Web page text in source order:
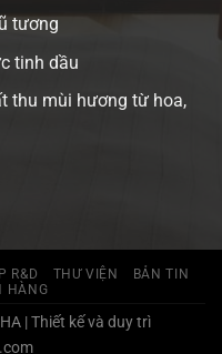
tương
tinh dầu
thu mùi hương từ hoa,
R&D THƯ VIỆN
BẢN TIN
HÀNG
| Thiết kế và duy trì